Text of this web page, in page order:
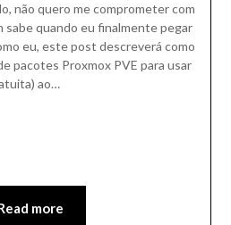
não quero me comprometer com
sabe quando eu finalmente pegar
eu, este post descreverá como
pacotes Proxmox PVE para usar
ao…
more